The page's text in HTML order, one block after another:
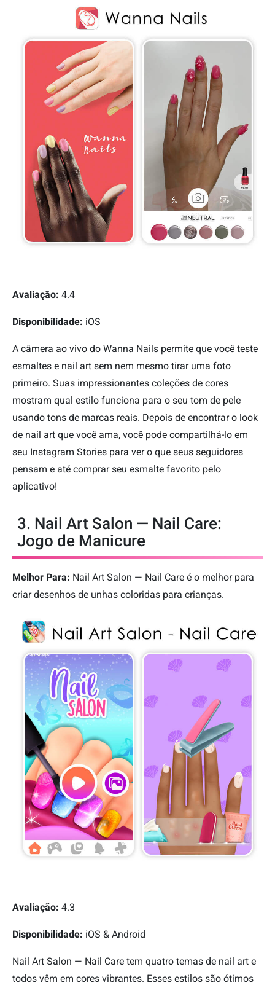
Avaliação: 4.4
Disponibilidade: iOS
A câmera ao vivo do Wanna Nails permite que você teste
esmaltes e nail art sem nem mesmo tirar uma foto
primeiro. Suas impressionantes coleções de cores
mostram qual estilo funciona para o seu tom de pele
usando tons de marcas reais. Depois de encontrar o look
de nail art que você ama, você pode compartilhá-lo em
seu Instagram Stories para ver o que seus seguidores
pensam e até comprar seu esmalte favorito pelo
aplicativo!
3. Nail Art Salon — Nail Care:
Jogo de Manicure
Melhor Para: Nail Art Salon — Nail Care é o melhor para
criar desenhos de unhas coloridas para crianças.
Avaliação: 4.3
Disponibilidade: iOS & Android
Nail Art Salon — Nail Care tem quatro temas de nail art e
todos vêm em cores vibrantes. Esses estilos são ótimos